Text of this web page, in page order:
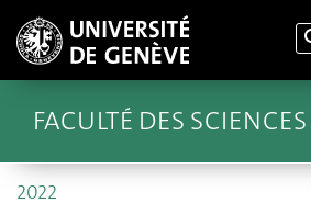
FACULTÉ DES SCIENCES
2022